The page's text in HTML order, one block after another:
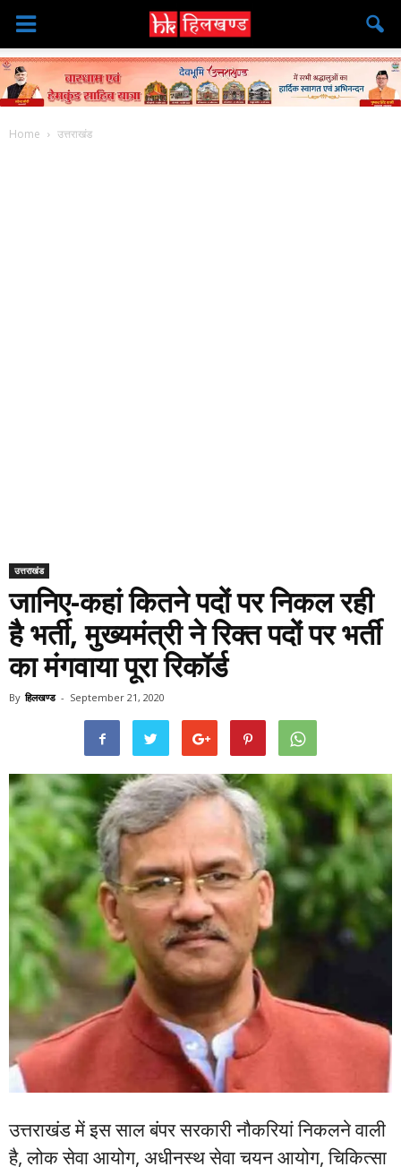
Home उत्तराखंड
उत्तराखंड
जानिए-कहां कितने पदों पर निकल रही
है भर्ती, मुख्यमंत्री ने रिक्त पदों पर भर्ती
का मंगवाया पूरा रिकॉर्ड
By हिलखण्ड - September 21, 2020
उत्तराखंड में इस साल बंपर सरकारी नौकरियां निकलने वाली
है, लोक सेवा आयोग, अधीनस्थ सेवा चयन आयोग, चिकित्सा